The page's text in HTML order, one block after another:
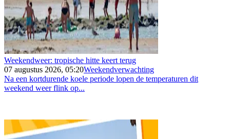
Weekendweer: tropische hitte keert terug
07 augustus 2026, 05:20Weekendverwachting
Na een kortdurende koele periode lopen de temperaturen dit
weekend weer flink op...